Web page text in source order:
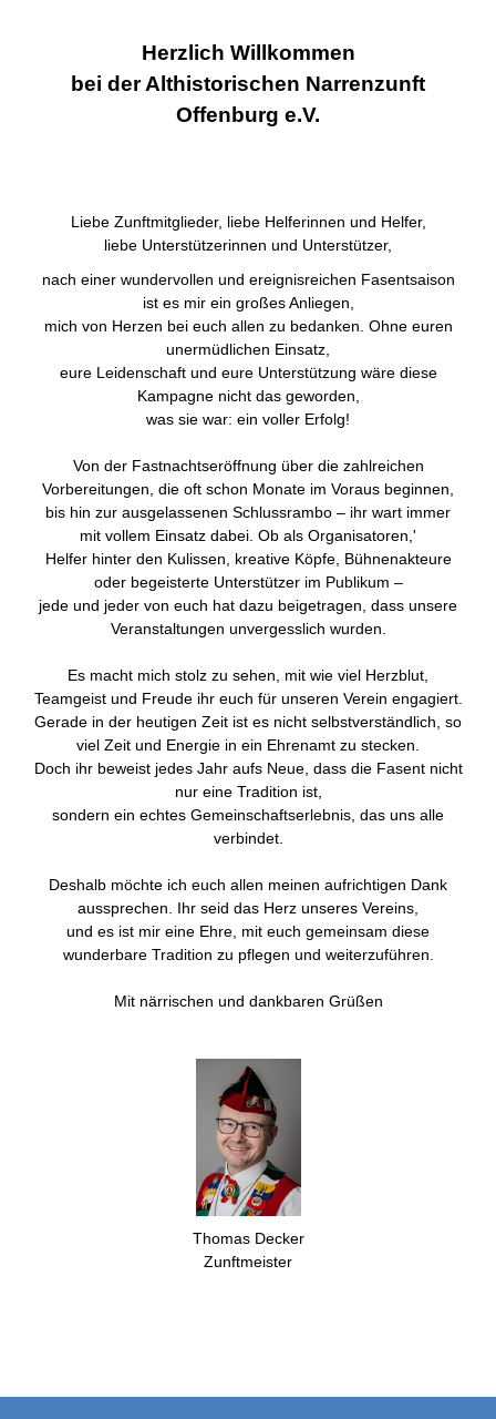
Herzlich Willkommen
bei der Althistorischen Narrenzunft
Offenburg e.V.
Liebe Zunftmitglieder, liebe Helferinnen und Helfer,
liebe Unterstützerinnen und Unterstützer,
nach einer wundervollen und ereignisreichen Fasentsaison
ist es mir ein großes Anliegen,
mich von Herzen bei euch allen zu bedanken. Ohne euren
unermüdlichen Einsatz,
eure Leidenschaft und eure Unterstützung wäre diese
Kampagne nicht das geworden,
was sie war: ein voller Erfolg!
Von der Fastnachtseröffnung über die zahlreichen
Vorbereitungen, die oft schon Monate im Voraus beginnen,
bis hin zur ausgelassenen Schlussrambo – ihr wart immer
mit vollem Einsatz dabei. Ob als Organisatoren,'
Helfer hinter den Kulissen, kreative Köpfe, Bühnenakteure
oder begeisterte Unterstützer im Publikum –
jede und jeder von euch hat dazu beigetragen, dass unsere
Veranstaltungen unvergesslich wurden.
Es macht mich stolz zu sehen, mit wie viel Herzblut,
Teamgeist und Freude ihr euch für unseren Verein engagiert.
Gerade in der heutigen Zeit ist es nicht selbstverständlich, so
viel Zeit und Energie in ein Ehrenamt zu stecken.
Doch ihr beweist jedes Jahr aufs Neue, dass die Fasent nicht
nur eine Tradition ist,
sondern ein echtes Gemeinschaftserlebnis, das uns alle
verbindet.
Deshalb möchte ich euch allen meinen aufrichtigen Dank
aussprechen. Ihr seid das Herz unseres Vereins,
und es ist mir eine Ehre, mit euch gemeinsam diese
wunderbare Tradition zu pflegen und weiterzuführen.
Mit närrischen und dankbaren Grüßen
Thomas Decker
Zunftmeister